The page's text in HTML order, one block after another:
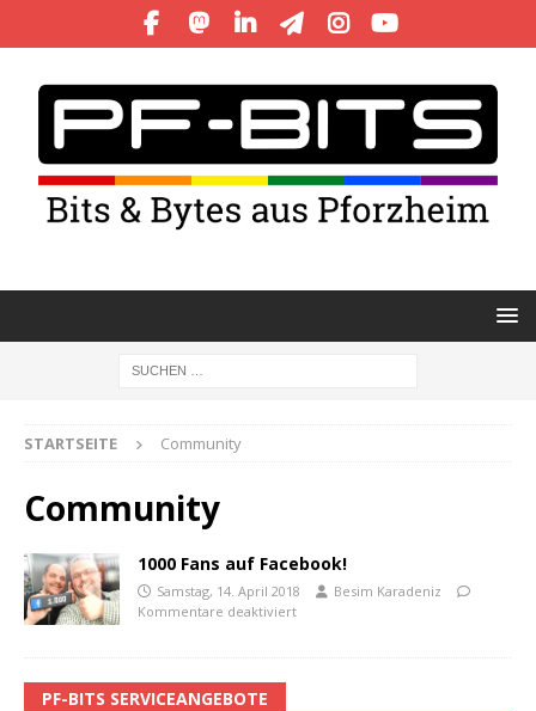
STARTSEITE Community
Community
1000 Fans auf Facebook!
Samstag, 14. April 2018
Besim Karadeniz
Kommentare deaktiviert
PF-BITS SERVICEANGEBOTE